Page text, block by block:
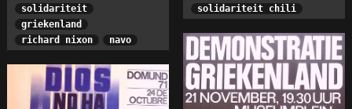
solidariteit chili
solidariteit
griekenland
richard nixon
navo